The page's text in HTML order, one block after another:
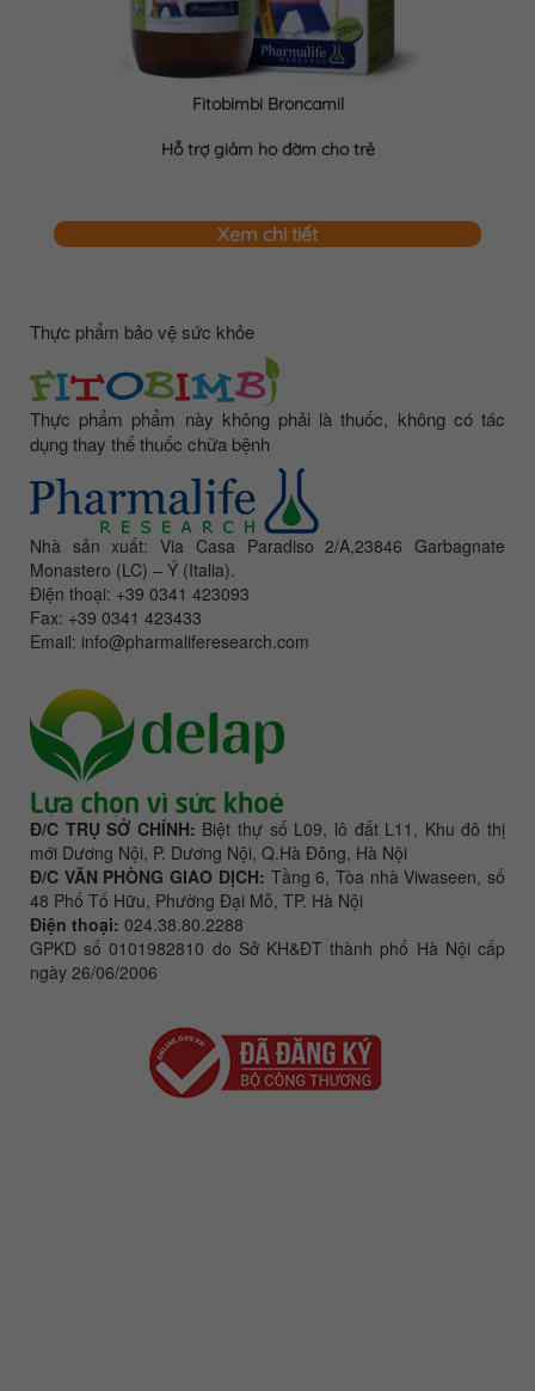
Fitobimbi Broncamil
Hỗ trợ giảm ho đờm cho trẻ
Xem chi tiết
Thực phẩm bảo vệ sức khỏe
Thực phẩm phẩm này không phải là thuốc, không có tác
dụng thay thế thuốc chữa bệnh
Nhà sản xuất: Via Casa Paradiso 2/A,23846 Garbagnate
Monastero (LC) – Ý (Italia).
Điện thoại: +39 0341 423093
Fax: +39 0341 423433
Email: info@pharmaliferesearch.com
Đ/C TRỤ SỞ CHÍNH: Biệt thự số L09, lô đất L11, Khu đô thị
mới Dương Nội, P. Dương Nội, Q.Hà Đông, Hà Nội
Đ/C VĂN PHÒNG GIAO DỊCH: Tầng 6, Tòa nhà Viwaseen, số
48 Phố Tố Hữu, Phường Đại Mỗ, TP. Hà Nội
Điện thoại: 024.38.80.2288
GPKD số 0101982810 do Sở KH&ĐT thành phố Hà Nội cấp
ngày 26/06/2006